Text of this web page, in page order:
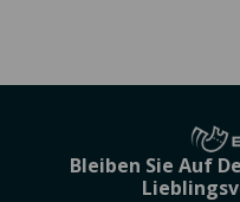
Bleiben Sie Auf